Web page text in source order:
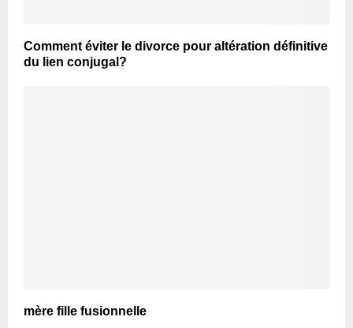
Comment éviter le divorce pour altération définitive
du lien conjugal?
mère fille fusionnelle